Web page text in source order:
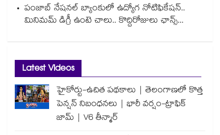
పంజాబ్ నేషనల్ బ్యాంకులో ఉద్యోగ నోటిఫికేషన్..
మినిమమ్ డిగ్రీ ఉంటె చాలు.. కొద్దిరోజులు ఛాన్స్...
Latest Videos
హైకోర్టు-ఉచిత పథకాలు | తెలంగాణలో కొత్త
పెన్షన్ నిబంధనలు | భారీ వర్షం-ట్రాఫిక్
జామ్ | V6 తీన్మార్